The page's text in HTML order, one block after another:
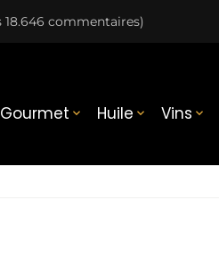
18.646 commentaires)
Gourmet  Huile  Vins 